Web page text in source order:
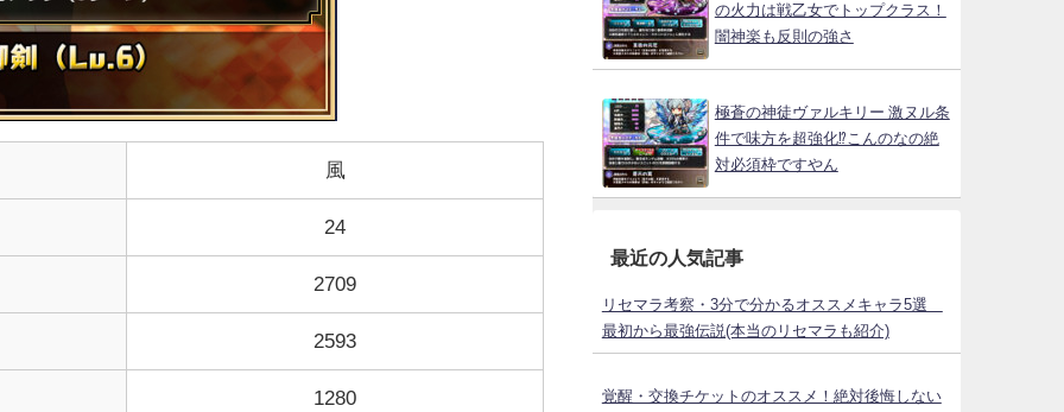
風
24
2709
2593
1280
の火力は戦乙女でトップクラス！
闇神楽も反則の強さ
極蒼の神徒ヴァルキリー 激ヌル条
件で味方を超強化⁉こんのなの絶
対必須枠ですやん
最近の人気記事
リセマラ考察・3分で分かるオススメキャラ5選
最初から最強伝説(本当のリセマラも紹介)
覚醒・交換チケットのオススメ！絶対後悔しない